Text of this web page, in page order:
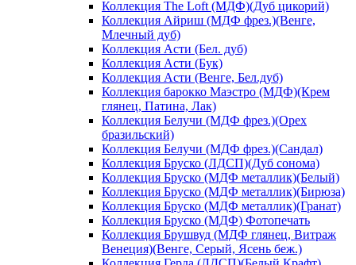
Коллекция The Loft (МДФ)(Дуб цикорий)
Коллекция Айриш (МДФ фрез.)(Венге,
Млечный дуб)
Коллекция Асти (Бел. дуб)
Коллекция Асти (Бук)
Коллекция Асти (Венге, Бел.дуб)
Коллекция барокко Маэстро (МДФ)(Крем
глянец, Патина, Лак)
Коллекция Белучи (МДФ фрез.)(Орех
бразильский)
Коллекция Белучи (МДФ фрез.)(Сандал)
Коллекция Бруско (ЛДСП)(Дуб сонома)
Коллекция Бруско (МДФ металлик)(Белый)
Коллекция Бруско (МДФ металлик)(Бирюза)
Коллекция Бруско (МДФ металлик)(Гранат)
Коллекция Бруско (МДФ) Фотопечать
Коллекция Брушвуд (МДФ глянец, Витраж
Венеция)(Венге, Серый, Ясень беж.)